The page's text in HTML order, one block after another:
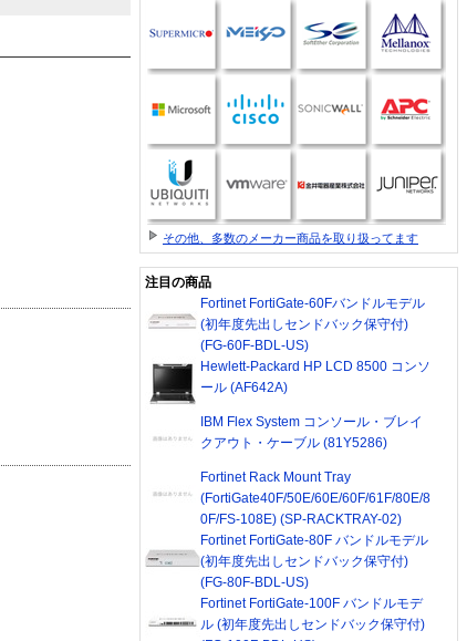
その他、多数のメーカー商品を取り扱ってます
注目の商品
Fortinet FortiGate-60Fバンドルモデル
(初年度先出しセンドバック保守付)
(FG-60F-BDL-US)
Hewlett-Packard HP LCD 8500 コンソ
ール (AF642A)
IBM Flex System コンソール・ブレイ
クアウト・ケーブル (81Y5286)
Fortinet Rack Mount Tray
(FortiGate40F/50E/60E/60F/61F/80E/8
0F/FS-108E) (SP-RACKTRAY-02)
Fortinet FortiGate-80F バンドルモデル
(初年度先出しセンドバック保守付)
(FG-80F-BDL-US)
Fortinet FortiGate-100F バンドルモデ
ル (初年度先出しセンドバック保守付)